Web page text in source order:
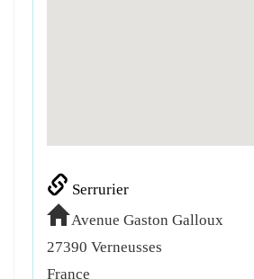
Serrurier
Avenue Gaston Galloux
27390 Verneusses
France